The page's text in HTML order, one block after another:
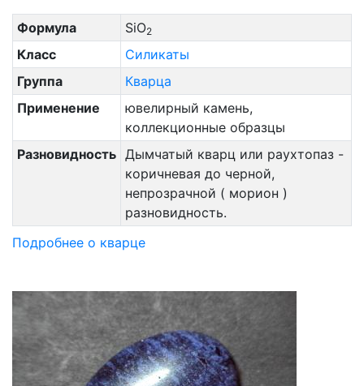
Формула SiO2
Класс
Силикаты
Группа
Кварца
Применение
ювелирный камень,
коллекционные образцы
Разновидность Дымчатый кварц или раухтопаз -
коричневая до черной,
непрозрачной ( морион )
разновидность.
Подробнее о кварце